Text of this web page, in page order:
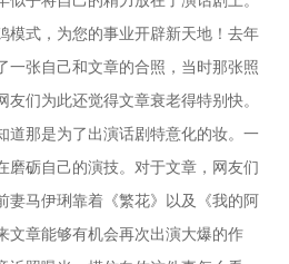
模式，为您的事业开辟新天地！去年
一张自己和文章的合照，当时那张照
友们为此还觉得文章衰老得特别快。
道那是为了出演话剧特意化的妆。一
磨砺自己的演技。对于文章，网友们
妻马伊琍靠着《繁花》以及《我的阿
文章能够有机会再次出演大爆的作